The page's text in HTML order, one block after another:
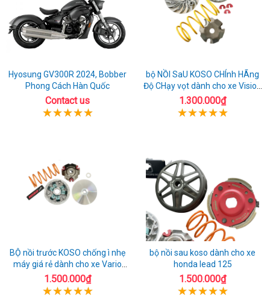
Hyosung GV300R 2024, Bobber
Phong Cách Hàn Quốc
Contact us
bộ NỒI SaU KOSO CHÍnh HÃng
Độ CHạy vọt dành cho xe Vision
110
1.300.000₫
BỘ nồi trước KOSO chống ì nhẹ
máy giá rẻ dành cho xe Vario
160
1.500.000₫
bộ nồi sau koso dành cho xe
honda lead 125
1.500.000₫